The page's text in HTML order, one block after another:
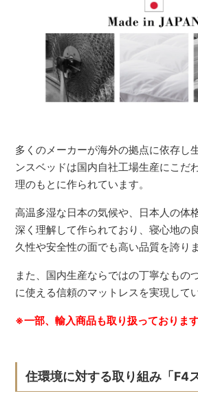
多くのメーカーが海外の拠点に依存し
ンスベッドは国内自社工場生産にこだ
理のもとに作られています。
高温多湿な日本の気候や、日本人の体
深く理解して作られており、寝心地の
久性や安全性の面でも高い品質を誇りま
また、国内生産ならではの丁寧なもの
に使える信頼のマットレスを実現して
※一部、輸入商品も取り扱っております
住環境に対する取り組み「F4